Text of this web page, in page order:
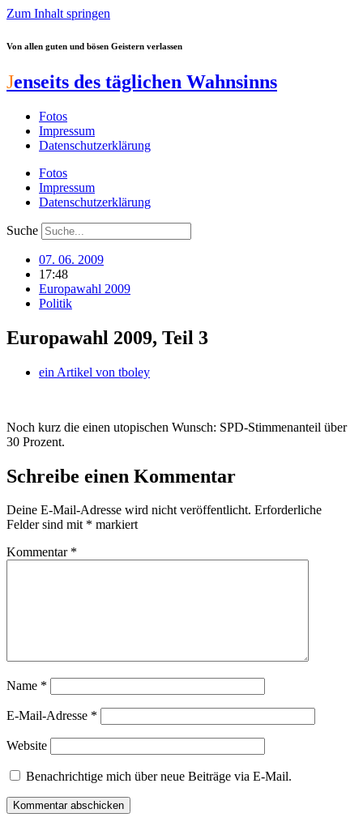
Zum Inhalt springen
Von allen guten und bösen Geistern verlassen
Jenseits des täglichen Wahnsinns
Fotos
Impressum
Datenschutzerklärung
Fotos
Impressum
Datenschutzerklärung
Suche
07. 06. 2009
17:48
Europawahl 2009
Politik
Europawahl 2009, Teil 3
ein Artikel von tboley
Noch kurz die einen utopischen Wunsch: SPD-Stimmenanteil über
30 Prozent.
Schreibe einen Kommentar
Deine E-Mail-Adresse wird nicht veröffentlicht. Erforderliche
Felder sind mit * markiert
Kommentar *
Name *
E-Mail-Adresse *
Website
Benachrichtige mich über neue Beiträge via E-Mail.